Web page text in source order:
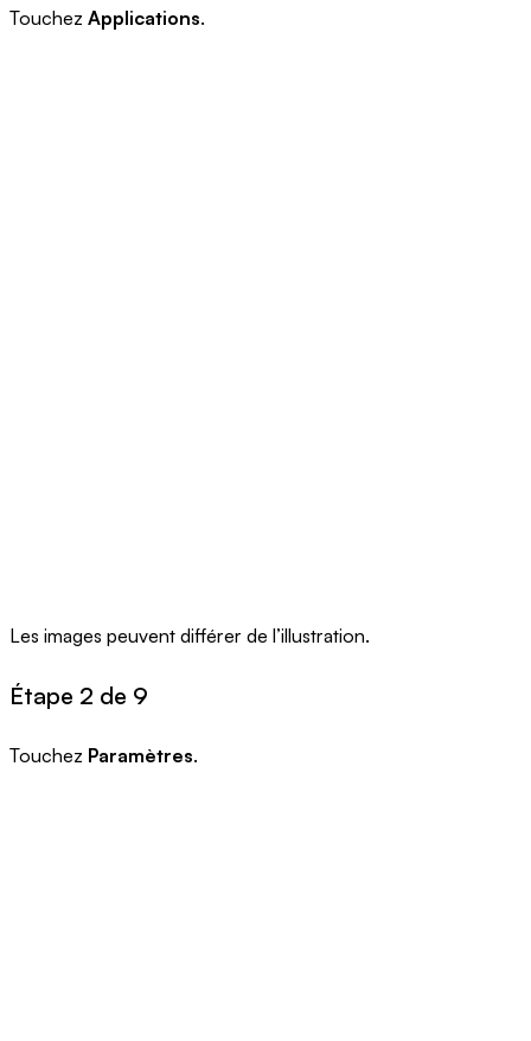
Touchez Applications.
Les images peuvent différer de l’illustration.
Étape 2 de 9
Touchez Paramètres.